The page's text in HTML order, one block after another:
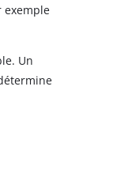
exemple
Un